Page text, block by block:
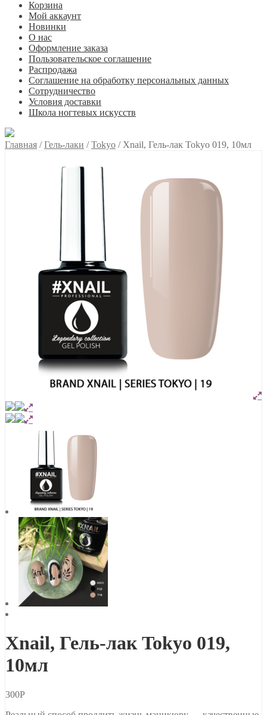
Корзина
Мой аккаунт
Новинки
О нас
Оформление заказа
Пользовательское соглашение
Распродажа
Соглашение на обработку персональных данных
Сотрудничество
Условия доставки
Школа ногтевых искусств
Главная /Гель-лаки /Tokyo / Xnail, Гель-лак Tokyo 019, 10мл
Xnail, Гель-лак Tokyo 019,
10мл
300Р